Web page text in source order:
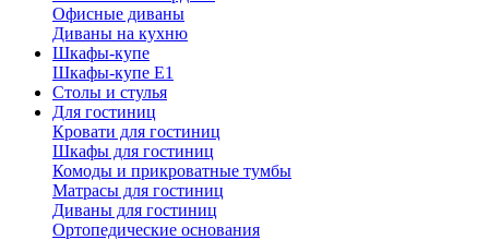
Офисные диваны
Диваны на кухню
Шкафы-купе
Шкафы-купе Е1
Столы и стулья
Для гостиниц
Кровати для гостиниц
Шкафы для гостиниц
Комоды и прикроватные тумбы
Матрасы для гостиниц
Диваны для гостиниц
Ортопедические основания